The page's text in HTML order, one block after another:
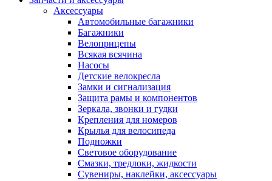
Аксессуары
Автомобильные багажники
Багажники
Велоприцепы
Всякая всячина
Насосы
Детские велокресла
Замки и сигнализация
Защита рамы и компонентов
Зеркала, звонки и гудки
Крепления для номеров
Крылья для велосипеда
Подножки
Световое оборудование
Смазки, тредлоки, жидкости
Сувениры, наклейки, аксессуары